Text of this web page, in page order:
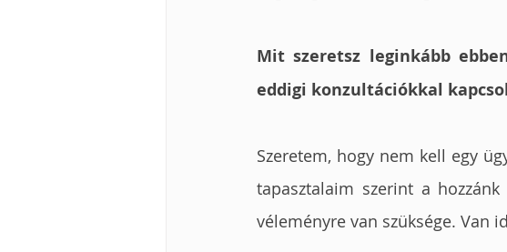
Mit szeretsz leginkább
eddigi konzultációkkal
Szeretem, hogy nem kell egy
tapasztalaim szerint a
véleményre van szüksége. Van